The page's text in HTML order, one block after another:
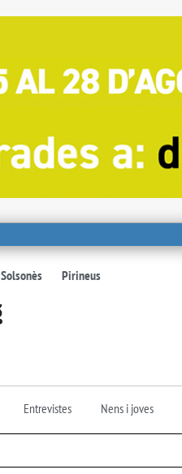
Solsonès Pirineus
Entrevistes Nens i joves